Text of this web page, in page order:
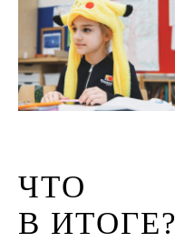
ЧТО
В ИТОГЕ?